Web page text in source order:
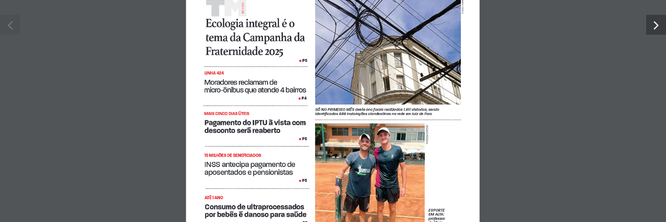
Moradores reclamam de
micro-ônibus que atende 4 bairros
LINHA 424
• P4
Pagamento do IPTU à vista com
desconto será reaberto
MAIS CINCO DIAS ÚTEIS
• P5
INSS antecipa pagamento de
aposentados e pensionistas
15 MILHÕES DE BENEFICIADOS
• P5
Consumo de ultraprocessados
por bebês é danoso para saúde
ATÉ 1 ANO
• P5
Ecologia integral é o
tema da Campanha da
Fraternidade 2025
Di
A A DiA
SÓ NO PRIMEIRO MÊS deste ano foram realizadas 1.611 vistorias, sendo
identificadas 686 instalações clandestinas na rede em Juiz de Fora
LEONARDO COSTA
ARQUIVO PESSOAL
ESPORTE
EM ALTA:
professor